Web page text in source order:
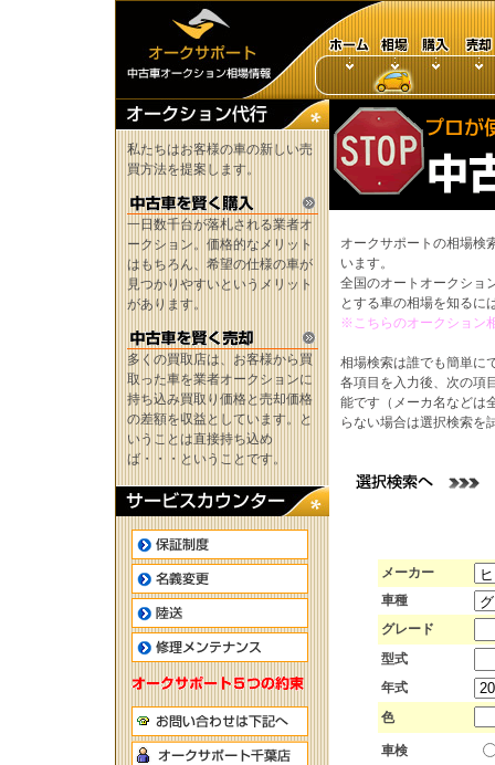
私たちはお客様の車の新しい売
買方法を提案します。
一日数千台が落札される業者オ
ークション。価格的なメリット
はもちろん、希望の仕様の車が
見つかりやすいというメリット
があります。
多くの買取店は、お客様から買
取った車を業者オークションに
持ち込み買取り価格と売却価格
の差額を収益としています。と
いうことは直接持ち込め
ば・・・ということです。
オークサポートの相場検
います。
全国のオートオークショ
とする車の相場を知るに
※こちらのオークション
相場検索は誰でも簡単に
各項目を入力後、次の項
能です（メーカ名などは
らない場合は選択検索を
メーカー
車種
グレード
型式
年式
色
車検